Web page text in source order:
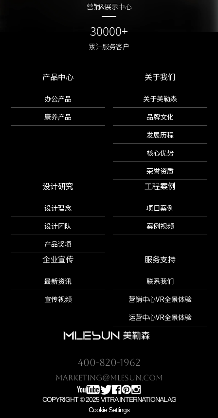
营销&展示中心
30000+
累计服务客户
营销&展示中心
30000+
累计服务客户
产品中心
办公产品
康养产品
关于我们
关于美勒森
品牌文化
发展历程
核心优势
荣誉资质
设计研究
设计理念
设计团队
产品奖项
工程案例
项目案例
案例视频
企业宣传
最新资讯
宣传视频
服务支持
联系我们
营销中心VR全景体验
运营中心VR全景体验
400-820-1962
marketing@mlesun.com
COPYRIGHT © 2025 VITRA INTERNATIONAL AG
Cookie Settings